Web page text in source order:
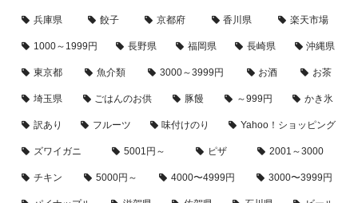
兵庫県 餃子 京都府 香川県 楽天市場
1000～1999円 長野県 福岡県 長崎県 沖縄県
東京都 魚介類 3000～3999円 お酒 お茶
埼玉県 ごはんのお供 豚饅 ～999円 かき氷
訳あり フルーツ 味付けのり Yahoo！ショッピング
ズワイガニ 5001円～ ピザ 2001～3000
チキン 5000円～ 4000〜4999円 3000〜3999円